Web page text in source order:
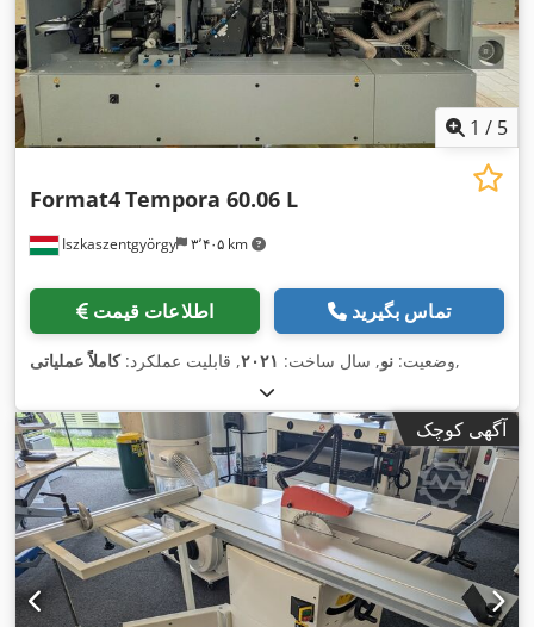
1 / 5
Iszkaszentgyörgy ۳٬۴۰۵ km
Format4Tempora 60.06 L
اطلاعات قیمت تماس بگیرید
وضعیت: نو, سال ساخت: ۲۰۲۱, قابلیت عملکرد:کاملاً عملیاتی ,
آگهی کوچک